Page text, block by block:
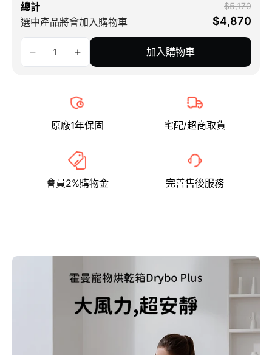
總計
選中產品將會加入購物車
$5,170
$4,870
加入購物車
原廠1年保固 宅配/超商取貨
會員2%購物金 完善售後服務